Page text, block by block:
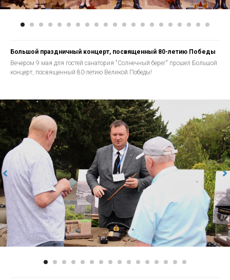
Большой праздничный концерт, посвященный 80-летию Победы
Вечером 9 мая для гостей санатория "Солнечный берег" прошел Большой
концерт, посвященный 80-летию Великой Победы!